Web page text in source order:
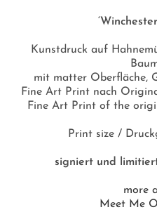
Kunstdruck auf
mit matter Oberfläche,
Fine Art Print nach
Fine Art Print of the
Print size /
signiert und
more
Meet Me